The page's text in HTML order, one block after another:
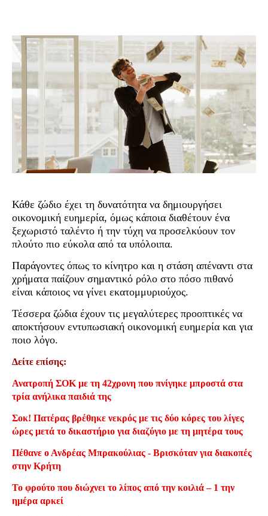
Κάθε ζώδιο έχει τη δυνατότητα να δημιουργήσει
οικονομική ευημερία, όμως κάποια διαθέτουν ένα
ξεχωριστό ταλέντο ή την τύχη να προσελκύουν τον
πλούτο πιο εύκολα από τα υπόλοιπα.
Παράγοντες όπως το κίνητρο και η στάση απέναντι στα
χρήματα παίζουν σημαντικό ρόλο στο πόσο πιθανό
είναι κάποιος να γίνει εκατομμυριούχος.
Τέσσερα ζώδια έχουν τις μεγαλύτερες προοπτικές να
αποκτήσουν εντυπωσιακή οικονομική ευημερία και για
ποιο λόγο.
Δείτε επίσης:
Ανατροπή ΣΟΚ με τη 42χρονη που πνίγηκε μπροστά στα
τρία ανήλικα παιδιά της
Σοκ! Πατέρας βρέθηκε νεκρός με τις δύο κόρες του λίγες
ώρες μετά το δικαστήριο για διαζύγιο με τη μητέρα τους
Πέθανε ο Ανδρέας Μπρακούλιας - Βρισκόταν για διακοπές
στην Κρήτη
Το φρούτο που διώχνει το λίπος από την κοιλιά – 1 την
ημέρα αρκεί